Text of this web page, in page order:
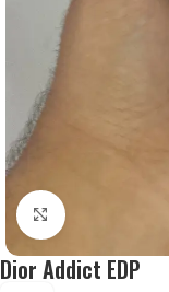
Agrandir
Dior Addict EDP